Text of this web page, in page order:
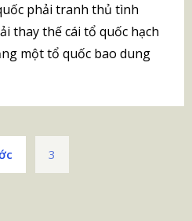
phải tranh thủ tình
thay thế cái tổ quốc hạch
một tổ quốc bao dung
Phân
3